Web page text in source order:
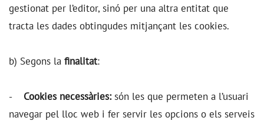
gestionat per l’editor, sinó per una altra entitat que
tracta les dades obtingudes mitjançant les cookies.
b) Segons la finalitat:
- Cookies necessàries:són les que permeten a l’usuari
navegar pel lloc web i fer servir les opcions o els serveis